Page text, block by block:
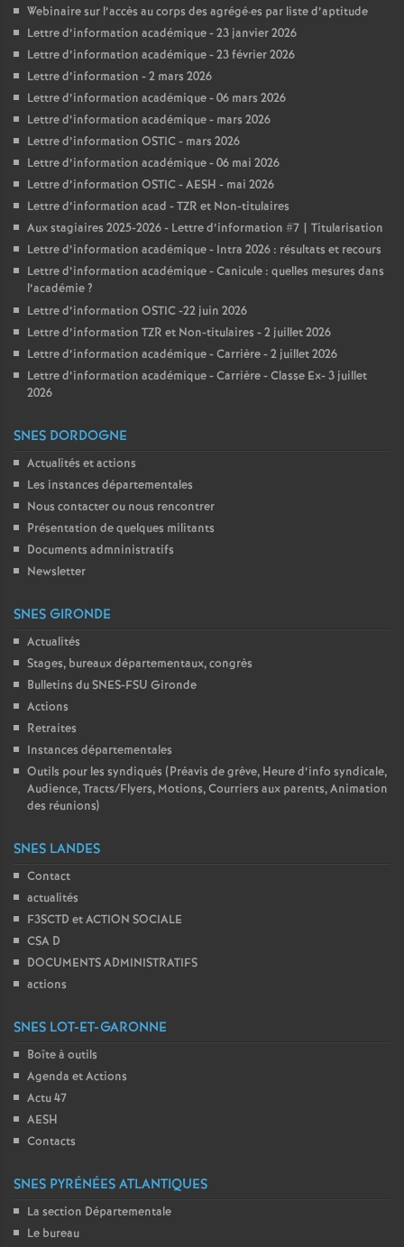
Webinaire sur l’accès au corps des agrégé·es par liste d’aptitude
Lettre d’information académique - 23 janvier 2026
Lettre d’information académique - 23 février 2026
Lettre d’information - 2 mars 2026
Lettre d’information académique - 06 mars 2026
Lettre d’information académique - mars 2026
Lettre d’information OSTIC - mars 2026
Lettre d’information académique - 06 mai 2026
Lettre d’information OSTIC - AESH - mai 2026
Lettre d’information acad - TZR et Non-titulaires
Aux stagiaires 2025-2026 - Lettre d’information #7 | Titularisation
Lettre d’information académique - Intra 2026 : résultats et recours
Lettre d’information académique - Canicule : quelles mesures dans
l’académie?
Lettre d’information OSTIC -22 juin 2026
Lettre d’information TZR et Non-titulaires - 2 juillet 2026
Lettre d’information académique - Carrière - 2 juillet 2026
Lettre d’information académique - Carrière - Classe Ex- 3 juillet
2026
SNES DORDOGNE
Actualités et actions
Les instances départementales
Nous contacter ou nous rencontrer
Présentation de quelques militants
Documents admninistratifs
Newsletter
SNES GIRONDE
Actualités
Stages, bureaux départementaux, congrès
Bulletins du SNES-FSU Gironde
Actions
Retraites
Instances départementales
Outils pour les syndiqués (Préavis de grève, Heure d’info syndicale,
Audience, Tracts/Flyers, Motions, Courriers aux parents, Animation
des réunions)
SNES LANDES
Contact
actualités
F3SCTD et ACTION SOCIALE
CSA D
DOCUMENTS ADMINISTRATIFS
actions
SNES LOT-ET-GARONNE
Boîte à outils
Agenda et Actions
Actu 47
AESH
Contacts
SNES PYRÉNÉES ATLANTIQUES
La section Départementale
Le bureau